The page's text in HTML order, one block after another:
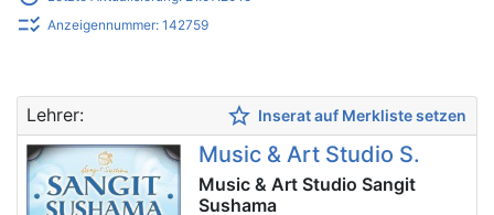
checklist_rtl Anzeigennummer: 142759
Lehrer: star_border Inserat auf Merkliste setzen
Music & Art Studio S.
Music & Art Studio Sangit
Sushama